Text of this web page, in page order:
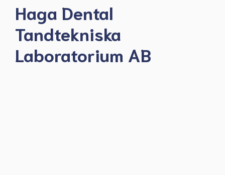
Haga Dental
Tandtekniska
Laboratorium AB